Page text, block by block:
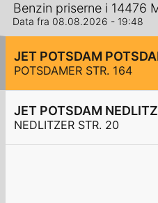
Benzin priserne i 14476
Data fra 08.08.2026 - 19:48
POTSDAMER STR. 164
JET POTSDAM
NEDLITZER STR. 20